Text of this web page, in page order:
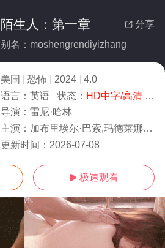
 分享
陌生人：第一章
别名：moshengrendiyizhang
美国 恐怖 2024
4.0
语言： 英语 状态： HD中字/高清- 免费在线观看
导演： 雷尼·哈林
主演： 加布里埃尔·巴索,玛德莱娜·佩切,蕾切尔·申顿,理查德·布雷克,埃拉·布鲁科莱里,艾玛·霍瓦特,吴宇卫,弗洛伊·格特瑞兹,瑞贝卡
更新时间： 2026-07-08
 极速观看